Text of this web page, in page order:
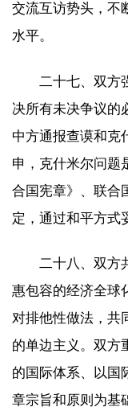
交流互访势头，不
水平。
二十七、双方
决所有未决争议的
中方通报查谟和克
申，克什米尔问题
合国宪章》、联合
定，通过和平方式
二十八、双方
惠包容的经济全球
对排他性做法，共
的单边主义。双方
的国际体系、以国
章宗旨和原则为基